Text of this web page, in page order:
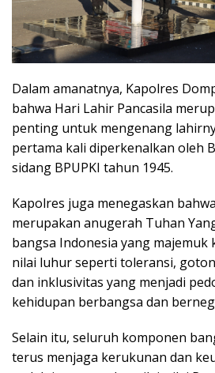
Dalam amanatnya, Kapolres
bahwa Hari Lahir Pancasila
penting untuk mengenang
pertama kali diperkenalkan oleh
sidang BPUPKI tahun 1945.
Kapolres juga menegaskan
merupakan anugerah Tuhan
bangsa Indonesia yang
nilai luhur seperti toleransi,
dan inklusivitas yang menjadi
kehidupan berbangsa dan
Selain itu, seluruh komponen
terus menjaga kerukunan dan